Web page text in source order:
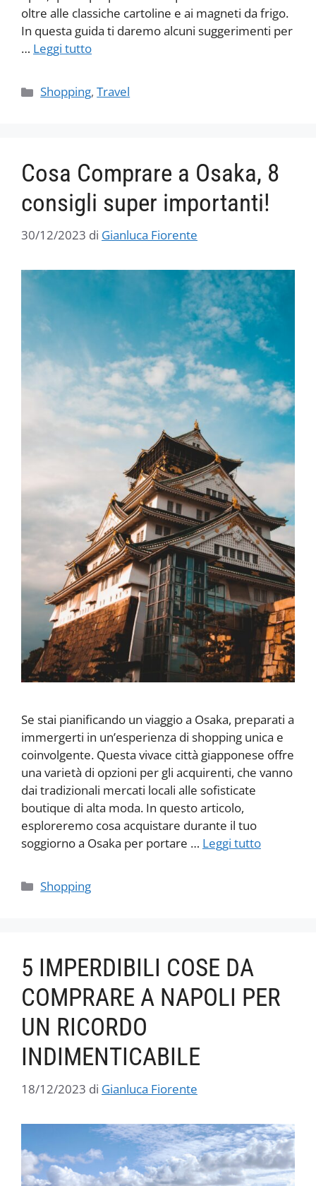
oltre alle classiche cartoline e ai magneti da frigo.
In questa guida ti daremo alcuni suggerimenti per
… Leggi tutto
Categorie
Shopping,Travel
Cosa Comprare a Osaka, 8
consigli super importanti!
30/12/2023 di Gianluca Fiorente
Se stai pianificando un viaggio a Osaka, preparati a
immergerti in un’esperienza di shopping unica e
coinvolgente. Questa vivace città giapponese offre
una varietà di opzioni per gli acquirenti, che vanno
dai tradizionali mercati locali alle sofisticate
boutique di alta moda. In questo articolo,
esploreremo cosa acquistare durante il tuo
soggiorno a Osaka per portare … Leggi tutto
Categorie
Shopping
5 IMPERDIBILI COSE DA
COMPRARE A NAPOLI PER
UN RICORDO
INDIMENTICABILE
18/12/2023 di Gianluca Fiorente